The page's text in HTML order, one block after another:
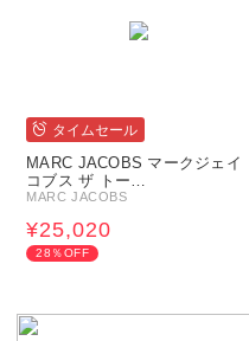
タイムセール
MARC JACOBS マークジェイ
コブス ザ トー…
MARC JACOBS
¥25,020
28％OFF